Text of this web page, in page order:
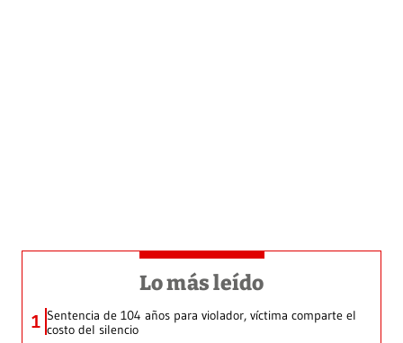
Lo más leído
1 Sentencia de 104 años para violador, víctima comparte el
costo del silencio